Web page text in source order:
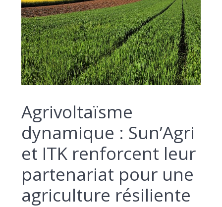
Agrivoltaïsme
dynamique : Sun’Agri
et ITK renforcent leur
partenariat pour une
agriculture résiliente